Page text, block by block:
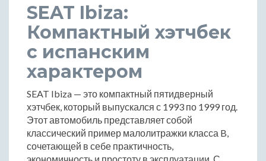
SEAT Ibiza:
Компактный хэтчбек
с испанским
характером
SEAT Ibiza — это компактный пятидверный
хэтчбек, который выпускался с 1993 по 1999 год.
Этот автомобиль представляет собой
классический пример малолитражки класса B,
сочетающей в себе практичность,